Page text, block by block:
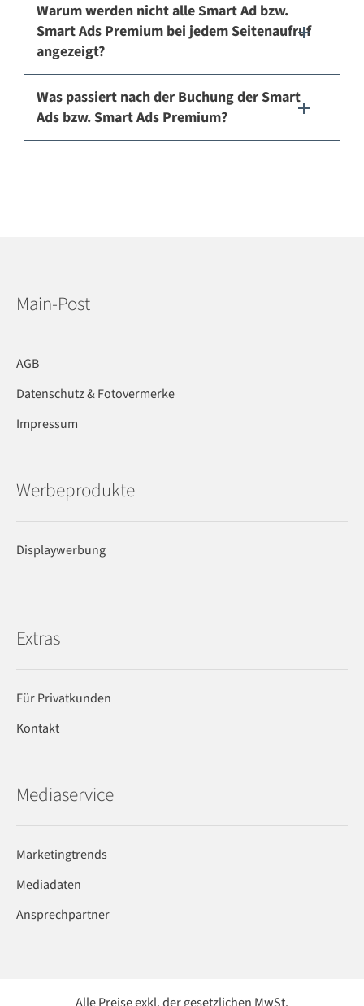
Warum werden nicht alle Smart Ad bzw.
Smart Ads Premium bei jedem Seitenaufruf
angezeigt?
Was passiert nach der Buchung der Smart
Ads bzw. Smart Ads Premium?
Main-Post
AGB
Datenschutz & Fotovermerke
Impressum
Werbeprodukte
Displaywerbung
Extras
Für Privatkunden
Kontakt
Mediaservice
Marketingtrends
Mediadaten
Ansprechpartner